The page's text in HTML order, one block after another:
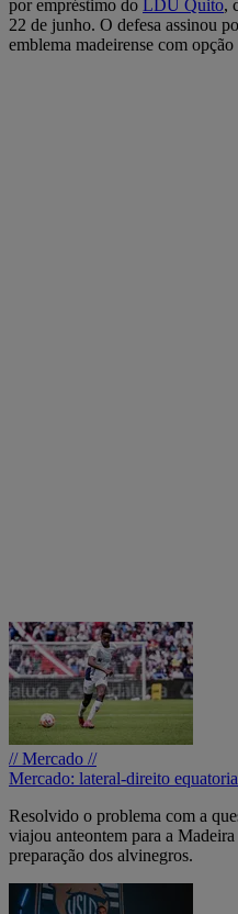
por empréstimo do LDU Quito,
22 de junho. O defesa assinou
emblema madeirense com
// Mercado //
Mercado: lateral-direito
Resolvido o problema com a
viajou anteontem para a
preparação dos alvinegros.